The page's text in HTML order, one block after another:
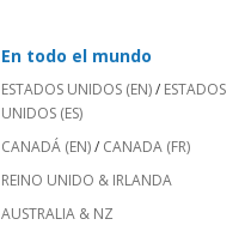
En todo el mundo
ESTADOS UNIDOS (EN)/ ESTADOS
UNIDOS (ES)
CANADÁ (EN)/ CANADA (FR)
REINO UNIDO & IRLANDA
AUSTRALIA & NZ